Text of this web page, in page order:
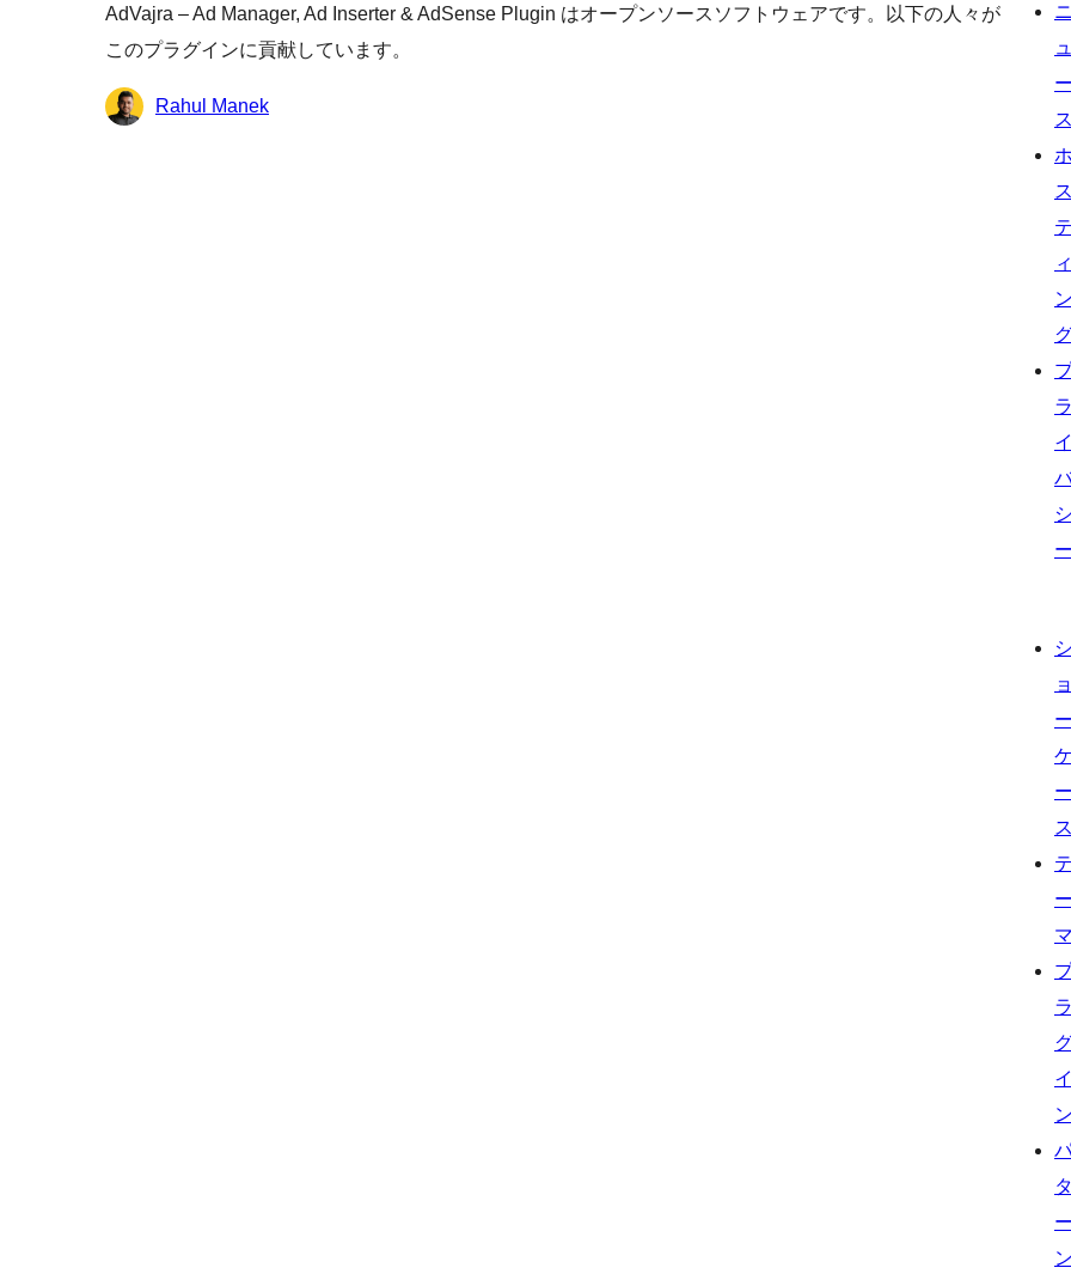
AdVajra – Ad Manager, Ad Inserter & AdSense Plugin はオープンソースソフトウェアです。以下の人々が
このプラグインに貢献しています。
貢
Rahul Manek
ニ
ュ
ー
ス
ホ
ス
テ
ィ
ン
ラ
イ
シ
ー
シ
ョ
ー
ケ
ー
ス
テ
ー
マ
ラ
イ
ン
タ
ー
ン